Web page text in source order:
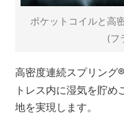
ポケットコイルと高
(フ
高密度連続スプリング®
トレス内に湿気を貯
地を実現します。